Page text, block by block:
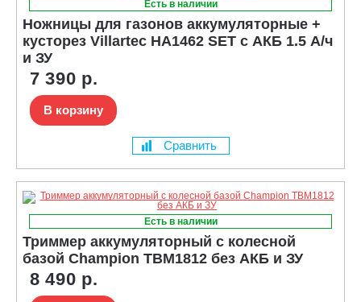
Есть в наличии
Ножницы для газонов аккумуляторные +
кусторез Villartec HA1462 SET с АКБ 1.5 А/ч
и ЗУ
7 390 р.
В корзину
Сравнить
Есть в наличии
Триммер аккумуляторный с колесной
базой Champion TBM1812 без АКБ и ЗУ
8 490 р.